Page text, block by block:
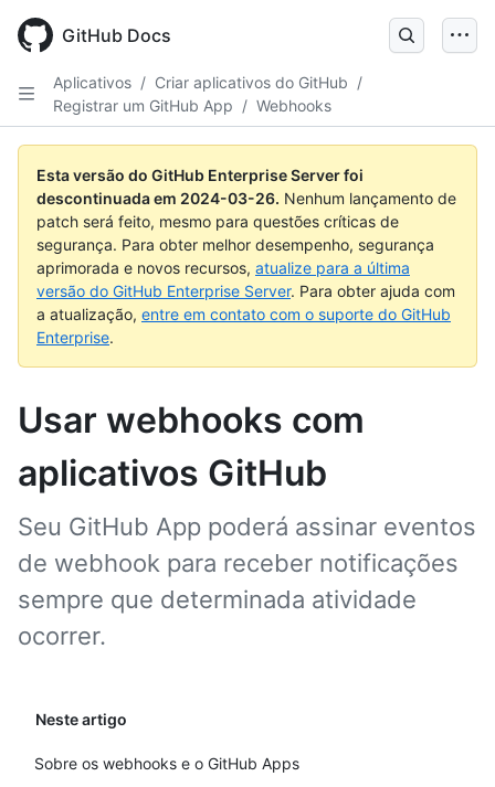
main
GitHub Docs
Aplicativos / Criar aplicativos do GitHub /
Registrar um GitHub App / Webhooks
Esta versão do GitHub Enterprise Server foi
descontinuada em 2024-03-26. Nenhum lançamento de
patch será feito, mesmo para questões críticas de
segurança. Para obter melhor desempenho, segurança
aprimorada e novos recursos, atualize para a última
versão do GitHub Enterprise Server. Para obter ajuda com
a atualização, entre em contato com o suporte do GitHub
Enterprise.
Usar webhooks com
aplicativos GitHub
Seu GitHub App poderá assinar eventos
de webhook para receber notificações
sempre que determinada atividade
ocorrer.
Neste artigo
Sobre os webhooks e o GitHub Apps